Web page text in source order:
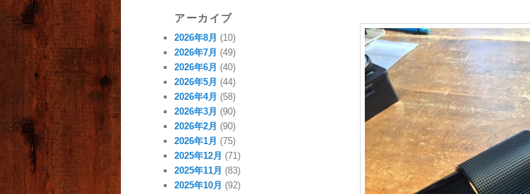
アーカイブ
2026年8月 (10)
2026年7月 (49)
2026年6月 (40)
2026年5月 (44)
2026年4月 (58)
2026年3月 (90)
2026年2月 (90)
2026年1月 (75)
2025年12月 (71)
2025年11月 (83)
2025年10月 (92)